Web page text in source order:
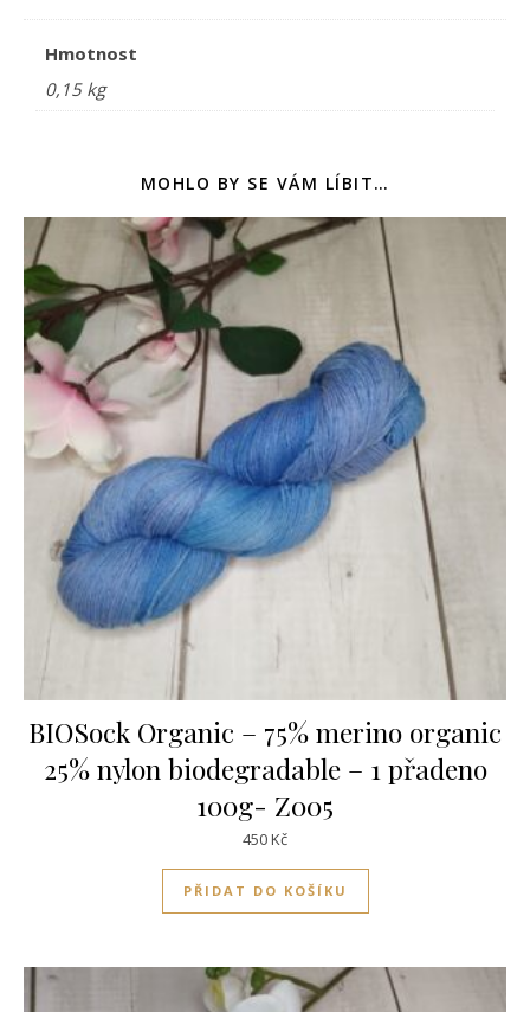
Hmotnost
0,15 kg
MOHLO BY SE VÁM LÍBIT…
BIOSock Organic – 75% merino organic
25% nylon biodegradable – 1 přadeno
100g- Z005
450Kč
PŘIDAT DO KOŠÍKU